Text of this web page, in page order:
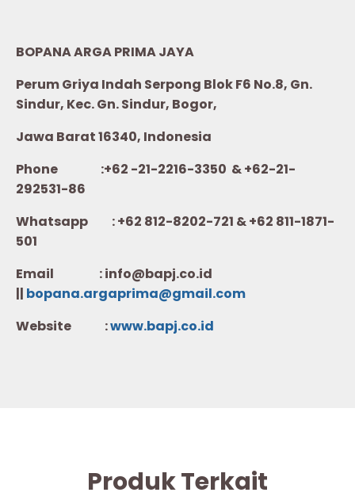
BOPANA ARGA PRIMA JAYA
Perum Griya Indah Serpong Blok F6 No.8, Gn.
Sindur, Kec. Gn. Sindur, Bogor,
Jawa Barat 16340, Indonesia
Phone :+62 -21-2216-3350 & +62-21-
292531-86
Whatsapp :+62 812-8202-721 & +62 811-1871-
501
Email : info@bapj.co.id
|| bopana.argaprima@gmail.com
Website :www.bapj.co.id
Produk Terkait